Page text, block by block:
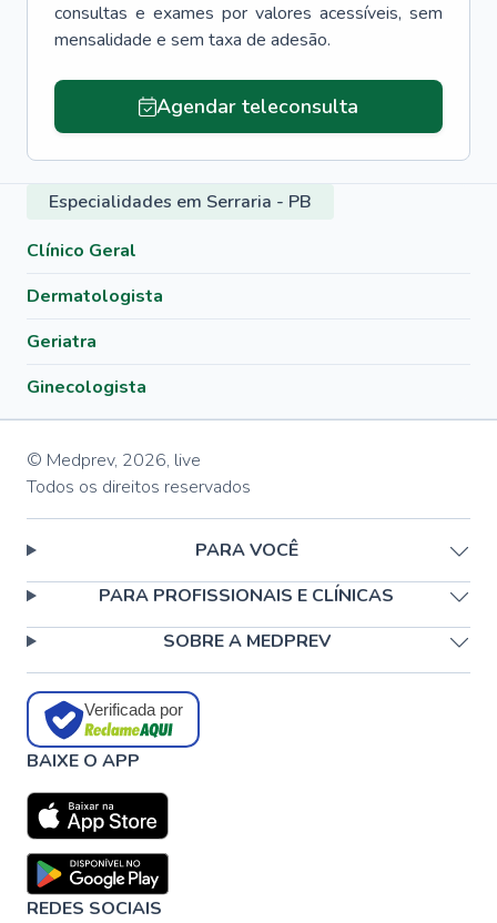
consultas e exames por valores acessíveis, sem
mensalidade e sem taxa de adesão.
Agendar teleconsulta
Especialidades em Serraria - PB
Clínico Geral
Dermatologista
Geriatra
Ginecologista
© Medprev, 2026, live
Todos os direitos reservados
PARA VOCÊ
PARA PROFISSIONAIS E CLÍNICAS
SOBRE A MEDPREV
Verificada por
BAIXE O APP
REDES SOCIAIS